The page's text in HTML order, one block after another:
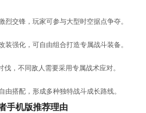
烈交锋，玩家可参与大型时空据点争夺。
装强化，可自由组合打造专属战斗装备。
伐，不同敌人需要采用专属战术应对。
由搭配，形成多种独特战斗成长路线。
手机版推荐理由